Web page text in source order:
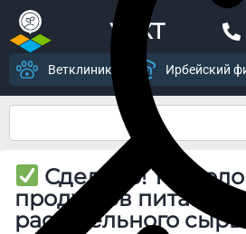
УСХТ
Ветклиника Ирбейский
Сделано!
продуктов питания
растительного